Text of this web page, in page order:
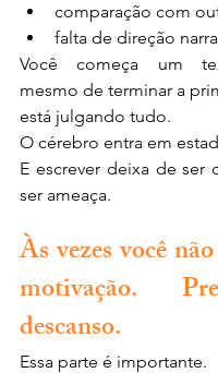
comparação com
falta de direção
Você começa um
mesmo de terminar a
está julgando tudo.
O cérebro entra em
E escrever deixa de ser
ser ameaça.
Às vezes você
motivação.
descanso.
Essa parte é importante.